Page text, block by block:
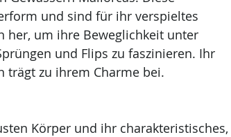
und sind für ihr verspieltes
her, um ihre Beweglichkeit unter
und Flips zu faszinieren. Ihr
trägt zu ihrem Charme bei.
Körper und ihr charakteristisches,